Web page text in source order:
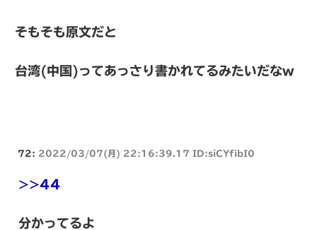
そもそも原文だと
台湾(中国)ってあっさり書かれてるみたいだなw
72: 2022/03/07(月) 22:16:39.17 ID:siCYfibI0
>>44
分かってるよ